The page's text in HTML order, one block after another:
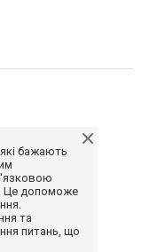
бажають
Це допоможе
та
питань, що